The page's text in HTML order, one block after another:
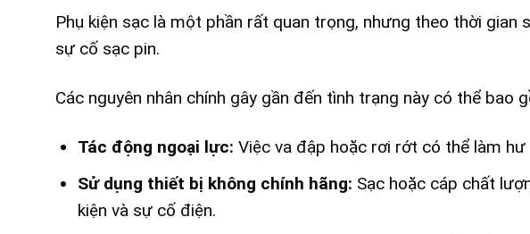
Phụ kiện sạc là một phần rất quan trọng, nhưng theo thời gian
sự cố sạc pin.
Các nguyên nhân chính gây gần đến tình trạng này có thể bao
Tác động ngoại lực: Việc va đập hoặc rơi rớt có thể làm
Sử dụng thiết bị không chính hãng: Sạc hoặc cáp chất
kiện và sự cố điện.